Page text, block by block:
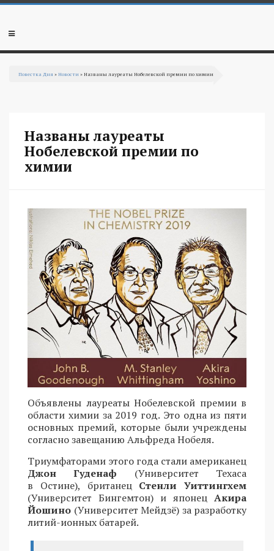
Перейти к основному содержанию
Мобильное
Повестка Дня »Новости » Названы лауреаты Нобелевской премии по химии
Названы лауреаты
Нобелевской премии по
химии
Объявлены лауреаты Нобелевской премии в
области химии за 2019 год. Это одна из пяти
основных премий, которые были учреждены
согласно завещанию Альфреда Нобеля.
Триумфаторами этого года стали американец
Джон Гуденаф (Университет Техаса
в Остине), британец Стенли Уиттингхем
(Университет Бингемтон) и японец Акира
Йошино (Университет Мейдзё) за разработку
литий-ионных батарей.